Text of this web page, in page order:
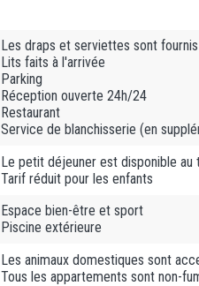
Les draps et serviettes sont fournis
Lits faits à l'arrivée
Parking
Réception ouverte 24h/24
Restaurant
Service de blanchisserie (en
Le petit déjeuner est disponible au
Tarif réduit pour les enfants
Espace bien-être et sport
Piscine extérieure
Les animaux domestiques sont
Tous les appartements sont non-